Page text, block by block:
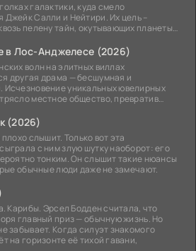
галактики, куда смело
Джейк Салли и Нейтири. Их цель –
пелену тайн, окутывающих планеты
в Лос-Анджелесе (2026)
волн на элитных виллах
другая драма — бесшумная и
Исчезновение уникальных ювелирных
местное общество, превратив
(2026)
слышит. Только вот эта
с ним злую шутку наоборот: его
тонким. Он слышит такие нюансы
обычные люди даже не замечают.
Карибы. Эрсел Бодден считала, что
главный приз — обычную жизнь. Но
забывает. Когда силуэт знакомого
на горизонте её тихой гавани,